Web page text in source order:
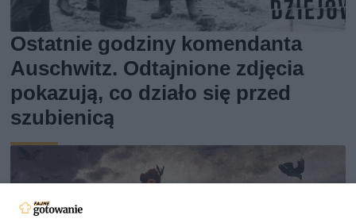
Ostatnie godziny komendanta
Auschwitz. Odtajnione zdjęcia
pokazują, co działo się przed
szubienicą